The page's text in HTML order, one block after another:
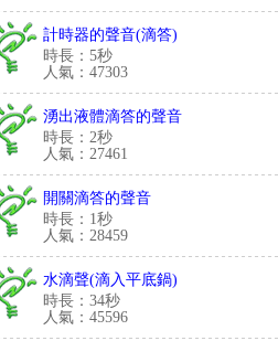
計時器的聲音(滴答)
時長：5秒
人氣：47303
湧出液體滴答的聲音
時長：2秒
人氣：27461
開關滴答的聲音
時長：1秒
人氣：28459
水滴聲(滴入平底鍋)
時長：34秒
人氣：45596